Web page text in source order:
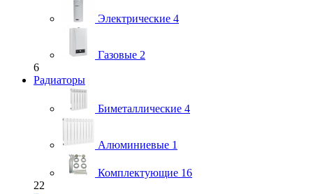
Электрические 4
Газовые 2
6
Радиаторы
Биметаллические 4
Алюминиевые 1
Комплектующие 16
22